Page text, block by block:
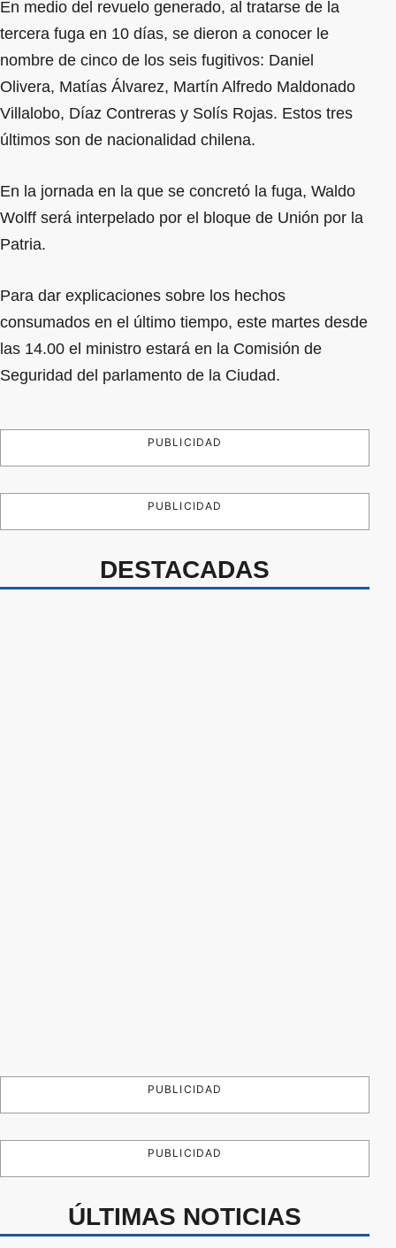
En medio del revuelo generado, al tratarse de la
tercera fuga en 10 días, se dieron a conocer le
nombre de cinco de los seis fugitivos: Daniel
Olivera, Matías Álvarez, Martín Alfredo Maldonado
Villalobo, Díaz Contreras y Solís Rojas. Estos tres
últimos son de nacionalidad chilena.
En la jornada en la que se concretó la fuga, Waldo
Wolff será interpelado por el bloque de Unión por la
Patria.
Para dar explicaciones sobre los hechos
consumados en el último tiempo, este martes desde
las 14.00 el ministro estará en la Comisión de
Seguridad del parlamento de la Ciudad.
PUBLICIDAD
PUBLICIDAD
DESTACADAS
PUBLICIDAD
PUBLICIDAD
ÚLTIMAS NOTICIAS